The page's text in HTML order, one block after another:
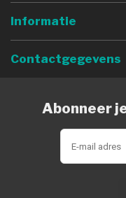
Informatie
Contactgegevens
Abonneer